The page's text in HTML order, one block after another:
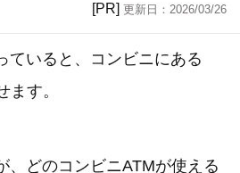
[PR] 更新日： 2026/03/26
ていると、コンビニにある
ます。
、どのコンビニATMが使える